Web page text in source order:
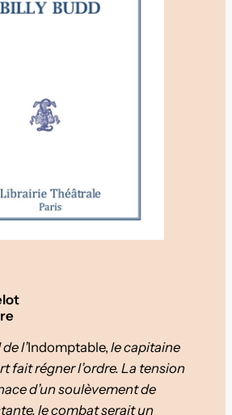
l’Indomptable, le capitaine
fait régner l’ordre. La tension
d’un soulèvement de
le combat serait un